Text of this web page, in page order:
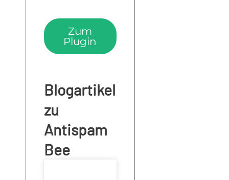
Zum
Plugin
Blogartikel
zu
Antispam
Bee